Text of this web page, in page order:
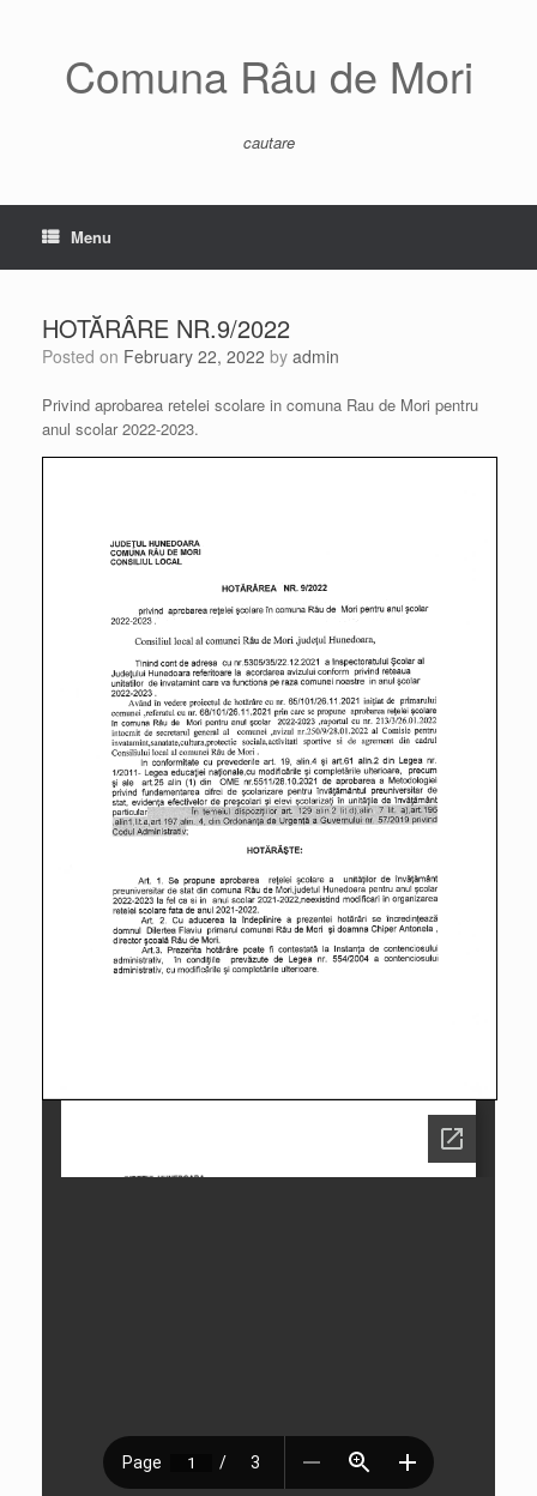
Comuna Râu de Mori
cautare
Menu
HOTĂRÂRE NR.9/2022
Posted on February 22, 2022 by admin
Privind aprobarea retelei scolare in comuna Rau de Mori pentru
anul scolar 2022-2023.